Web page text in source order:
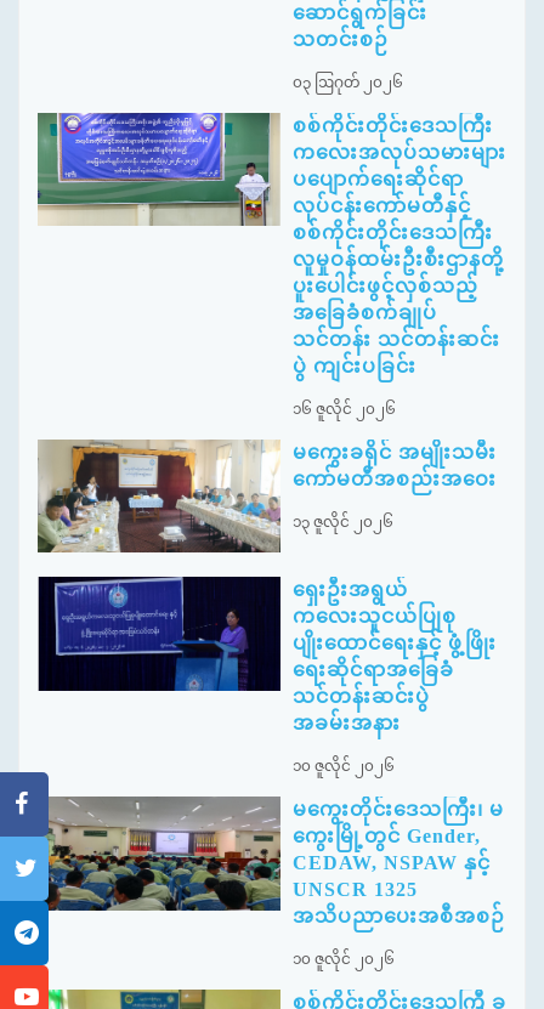
ဆောင်ရွက်ခြင်း
သတင်းစဉ်
၀၃ ဩဂုတ် ၂၀၂၆
စစ်ကိုင်းတိုင်းဒေသကြီး
ကလေးအလုပ်သမားများ
ပပျောက်ရေးဆိုင်ရာ
လုပ်ငန်းကော်မတီနှင့်
စစ်ကိုင်းတိုင်းဒေသကြီး
လူမှုဝန်ထမ်းဦးစီးဌာနတို့
ပူးပေါင်းဖွင့်လှစ်သည့်
အခြေခံစက်ချုပ်
သင်တန်း သင်တန်းဆင်း
ပွဲ ကျင်းပခြင်း
၁၆ ဇူလိုင် ၂၀၂၆
မကွေးခရိုင် အမျိုးသမီး
ကော်မတီအစည်းအဝေး
၁၃ ဇူလိုင် ၂၀၂၆
ရှေးဦးအရွယ်
ကလေးသူငယ်ပြုစု
ပျိုးထောင်ရေးနှင့် ဖွံ့ဖြိုး
ရေးဆိုင်ရာအခြေခံ
သင်တန်းဆင်းပွဲ
အခမ်းအနား
၁၀ ဇူလိုင် ၂၀၂၆
မကွေးတိုင်းဒေသကြီး၊ မ
ကွေးမြို့တွင် Gender,
CEDAW, NSPAW နှင့်
UNSCR 1325
အသိပညာပေးအစီအစဉ်
၁၀ ဇူလိုင် ၂၀၂၆
စစ်ကိုင်းတိုင်းဒေသကြီ ခ